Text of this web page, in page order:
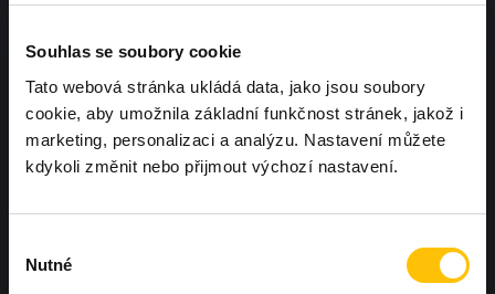
Souhlas se soubory cookie
Tato webová stránka ukládá data, jako jsou soubory
cookie, aby umožnila základní funkčnost stránek, jakož i
marketing, personalizaci a analýzu. Nastavení můžete
kdykoli změnit nebo přijmout výchozí nastavení.
souhlasu
Nutné
Chcete, aby další Workoutland hřiště
bylo právě u vás?Ozvěte se nám